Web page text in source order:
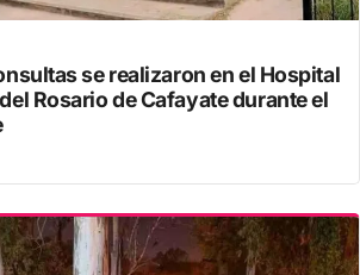
se realizaron en el Hospital
Rosario de Cafayate durante el